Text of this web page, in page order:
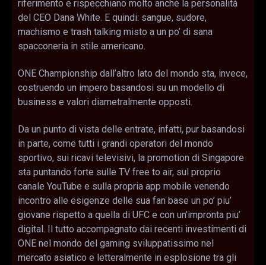
riferimento e rispecchiano molto anche la personalità
del CEO Dana White. E quindi: sangue, sudore,
machismo e trash talking misto a un po’ di sana
spacconeria in stile americano.
ONE Championship dall’altro lato del mondo sta, invece,
costruendo un impero basandosi su un modello di
business e valori diametralmente opposti.
Da un punto di vista delle entrate, infatti, pur basandosi
in parte, come tutti i grandi operatori del mondo
sportivo, sui ricavi televisivi, la promotion di Singapore
sta puntando forte sulle TV free to air, sul proprio
canale YouTube e sulla propria app mobile venendo
incontro alle esigenze delle sua fan base un po’ piu’
giovane rispetto a quella di UFC e con un’impronta piu’
digital. Il tutto accompagnato dai recenti investimenti di
ONE nel mondo del gaming sviluppatissimo nel
mercato asiatico e letteralmente in esplosione tra gli